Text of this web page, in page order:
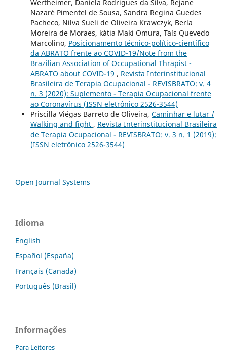
Wertheimer, Daniela Rodrigues da Silva, Rejane
Nazaré Pimentel de Sousa, Sandra Regina Guedes
Pacheco, Nilva Sueli de Oliveira Krawczyk, Berla
Moreira de Moraes, kátia Maki Omura, Taís Quevedo
Marcolino, Posicionamento técnico-político-científico
da ABRATO frente ao COVID-19/Note from the
Brazilian Association of Occupational Thrapist -
ABRATO about COVID-19 , Revista Interinstitucional
Brasileira de Terapia Ocupacional - REVISBRATO: v. 4
n. 3 (2020): Suplemento - Terapia Ocupacional frente
ao Coronavírus (ISSN eletrônico 2526-3544)
Priscilla Viégas Barreto de Oliveira, Caminhar e lutar /
Walking and fight , Revista Interinstitucional Brasileira
de Terapia Ocupacional - REVISBRATO: v. 3 n. 1 (2019):
(ISSN eletrônico 2526-3544)
Open Journal Systems
Idioma
English
Español (España)
Français (Canada)
Português (Brasil)
Informações
Para Leitores